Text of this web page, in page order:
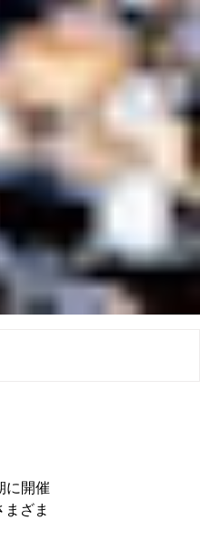
に開催
ざま